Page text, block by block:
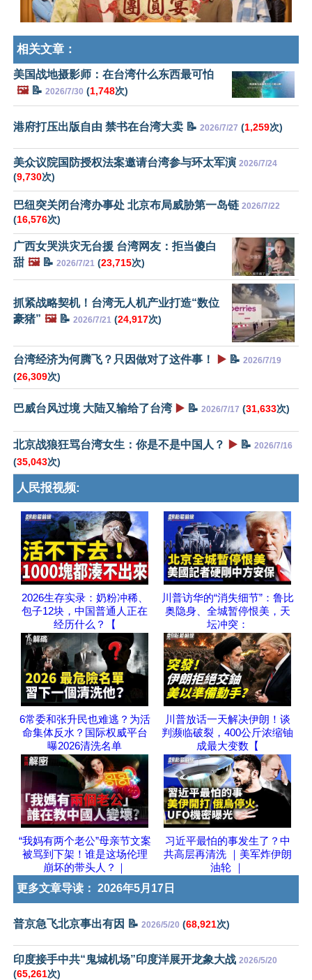
相关文章：
美国战地摄影师：在台湾什么东西最可怕
🖼️📝 2026/7/30 (1,748次)
港府打压出版自由 禁书在台湾大卖 📝 2026/7/27 (1,259次)
美众议院国防授权法案邀请台湾参与环太军演 2026/7/24
(9,730次)
巴纽突关闭台湾办事处 北京布局威胁第一岛链 2026/7/22
(16,576次)
广西女哭洪灾无台援 台湾网友：拒当傻白
甜 🖼️📝 2026/7/21 (23,715次)
抓紧战略契机！台湾无人机产业打造“数位
豪猪” 🖼️📝 2026/7/21 (24,917次)
台湾经济为何腾飞？只因做对了这件事！ ▶️ 📝 2026/7/19
(26,309次)
巴威台风过境 大陆又输给了台湾 ▶️ 📝 2026/7/17 (31,633次)
北京战狼狂骂台湾女生：你是不是中国人？ ▶️ 📝 2026/7/16
(35,043次)
人民报视频:
2026生存实录：奶粉冲稀、
包子12块，中国普通人正在
经历什么？【
川普访华的“消失细节”：鲁比
奥隐身、全城暂停恨美，天
坛冲突：
6常委和张升民也难逃？为活
命集体反水？国际权威平台
曝2026清洗名单
川普放话一天解决伊朗！谈
判濒临破裂，400公斤浓缩铀
成最大变数【
“我妈有两个老公”母亲节文案
被骂到下架！谁是这场伦理
崩坏的带头人？｜
习近平最怕的事发生了？中
共高层再清洗 ｜美军炸伊朗
油轮 ｜
更多文章导读： 2026年5月17日
普京急飞北京事出有因 📝 2026/5/20 (68,921次)
印度接手中共“鬼城机场”印度洋展开龙象大战 2026/5/20
(65,261次)